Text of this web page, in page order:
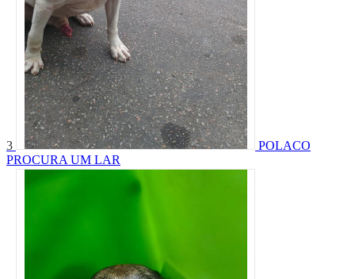
3
POLACO
PROCURA UM LAR